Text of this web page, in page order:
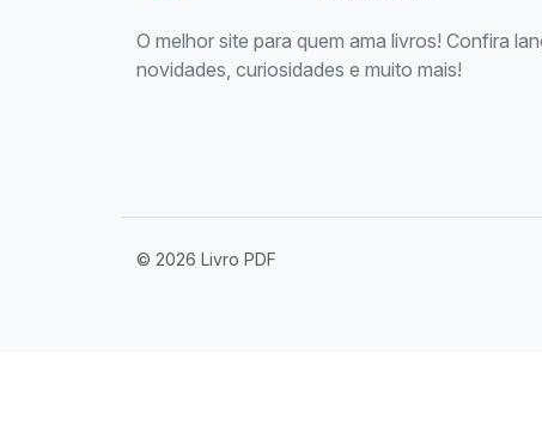
O melhor site para quem ama livros! Confira
novidades, curiosidades e muito mais!
© 2026 Livro PDF